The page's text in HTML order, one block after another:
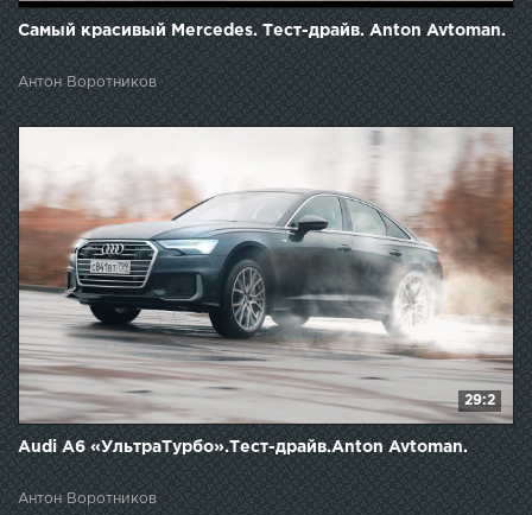
Самый красивый Mercedes. Тест-драйв. Anton Avtoman.
Антон Воротников
29:2
Audi A6 «УльтраТурбо».Тест-драйв.Anton Avtoman.
Антон Воротников